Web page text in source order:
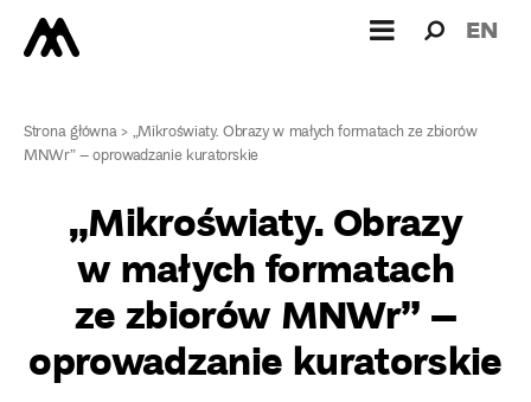
dla: EN
Strona główna>„Mikroświaty. Obrazy w małych formatach ze zbiorów
MNWr” – oprowadzanie kuratorskie
„Mikroświaty. Obrazy
w małych formatach
ze zbiorów MNWr” –
oprowadzanie kuratorskie